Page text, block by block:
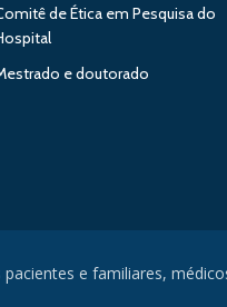
de Ética em Pesquisa do
e doutorado
e familiares,